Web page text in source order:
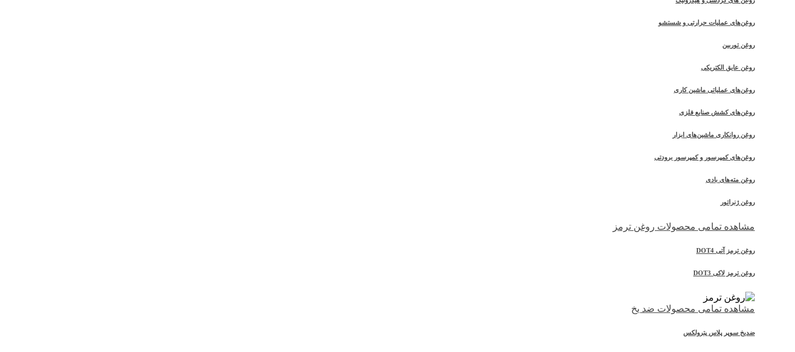
روغن‌های عملیات حرارتی و شستشو
روغن توربین
روغن عایق الکتریکی
روغن‌های عملیاتی ماشین کاری
روغن‌های کشش صنایع فلزی
روغن روانکاری ماشین‌های ابزار
روغن‌های کمپرسور و کمپرسور برودتی
روغن مته‌های بادی
روغن ژنراتور
مشاهده تمامی محصولات روغن ترمز
روغن ترمز آتی DOT4
روغن ترمز لاکی DOT3
مشاهده تمامی محصولات ضد یخ
ضدیخ سوپر پلاس پترولکس